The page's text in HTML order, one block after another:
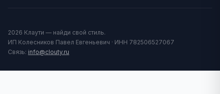
2026 Клаути — найди свой стиль.
ИП Колесников Павел Евгеньевич · ИНН 782506527067
Связь: info@clouty.ru